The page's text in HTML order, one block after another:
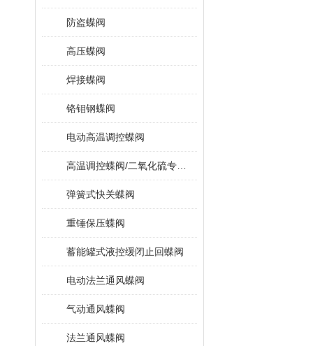
防盗蝶阀
高压蝶阀
焊接蝶阀
铬钼钢蝶阀
电动高温调控蝶阀
弹簧式快关蝶阀
重锤保压蝶阀
蓄能罐式液控缓闭止回蝶阀
电动法兰通风蝶阀
气动通风蝶阀
法兰通风蝶阀